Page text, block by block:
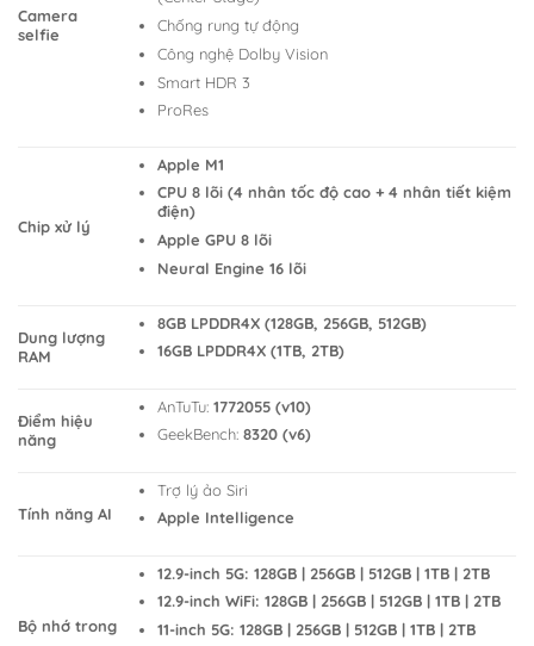
Camera
selfie
Chống rung tự động
Công nghệ Dolby Vision
Smart HDR 3
ProRes
Chip xử lý
Apple M1
CPU 8 lõi (4 nhân tốc độ cao + 4 nhân tiết kiệm
điện)
Apple GPU 8 lõi
Neural Engine 16 lõi
Dung lượng
RAM
8GB LPDDR4X (128GB, 256GB, 512GB)
16GB LPDDR4X (1TB, 2TB)
Điểm hiệu
năng
AnTuTu:1772055 (v10)
GeekBench:8320 (v6)
Tính năng AI
Trợ lý ảo Siri
Apple Intelligence
Bộ nhớ trong
12.9-inch 5G: 128GB | 256GB | 512GB | 1TB | 2TB
12.9-inch WiFi: 128GB | 256GB | 512GB | 1TB | 2TB
11-inch 5G: 128GB | 256GB | 512GB | 1TB | 2TB